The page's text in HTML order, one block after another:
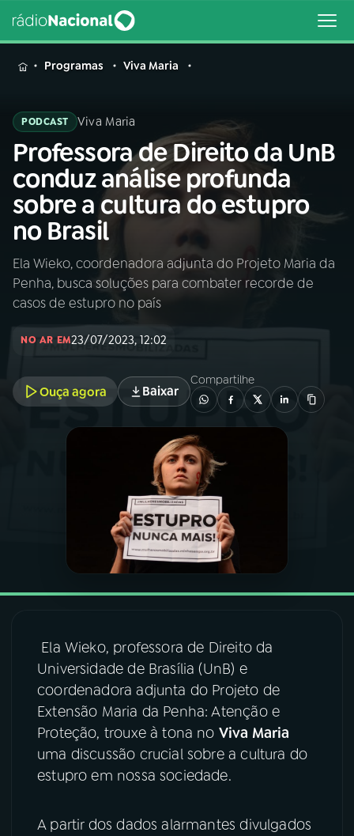
MENU
Buscar
na
Rádio
Nacional
Buscar
AO VIVO
01INÍCIO
02A RÁDIO
03PROGRAMAÇÃO
VIDEOCASTS
08 FESTIVAL DE MÚSICA
ACOMPANHE A RÁDIO NACIONAL
YouTube Facebook
Instagram X
TikTok
Programas Viva Maria
PODCAST Viva Maria
Professora de Direito da UnB
conduz análise profunda
sobre a cultura do estupro
no Brasil
Ela Wieko, coordenadora adjunta do Projeto Maria da
Penha, busca soluções para combater recorde de
casos de estupro no país
NO AR EM23/07/2023, 12:02
Ouça agora Baixar
Compartilhe
Ela Wieko, professora de Direito da
Universidade de Brasília (UnB) e
coordenadora adjunta do Projeto de
Extensão Maria da Penha: Atenção e
Proteção, trouxe à tona no Viva Maria
uma discussão crucial sobre a cultura do
estupro em nossa sociedade.
A partir dos dados alarmantes divulgados